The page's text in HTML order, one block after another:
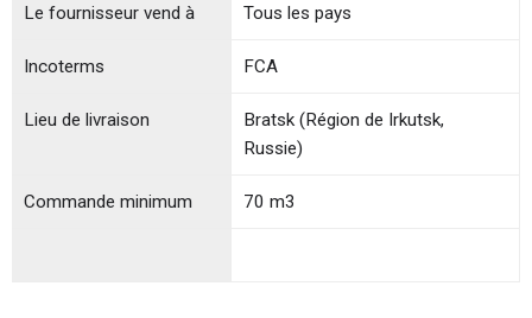
Incoterms FCA
Commande minimum 70 m3
Le fournisseur vend à Tous les pays
Lieu de livraison
Bratsk (Région de Irkutsk,
Russie)